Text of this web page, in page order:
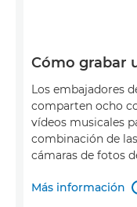
Cómo grabar
Los embajadores
comparten ocho
vídeos musicales
combinación de
cámaras de fotos
Más información